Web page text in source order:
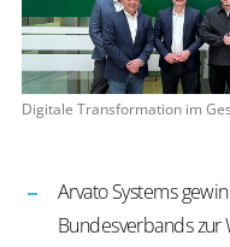
Digitale Transformation im
Arvato Systems
Bundesverbands zur